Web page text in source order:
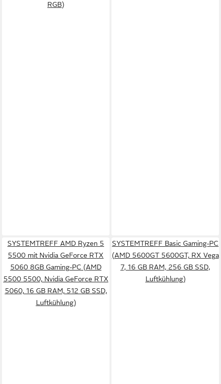
RGB)
SYSTEMTREFF AMD Ryzen 5
5500 mit Nvidia GeForce RTX
5060 8GB Gaming-PC (AMD
5500 5500, Nvidia GeForce RTX
5060, 16 GB RAM, 512 GB SSD,
Luftkühlung)
SYSTEMTREFF Basic Gaming-PC
(AMD 5600GT 5600GT, RX Vega
7, 16 GB RAM, 256 GB SSD,
Luftkühlung)